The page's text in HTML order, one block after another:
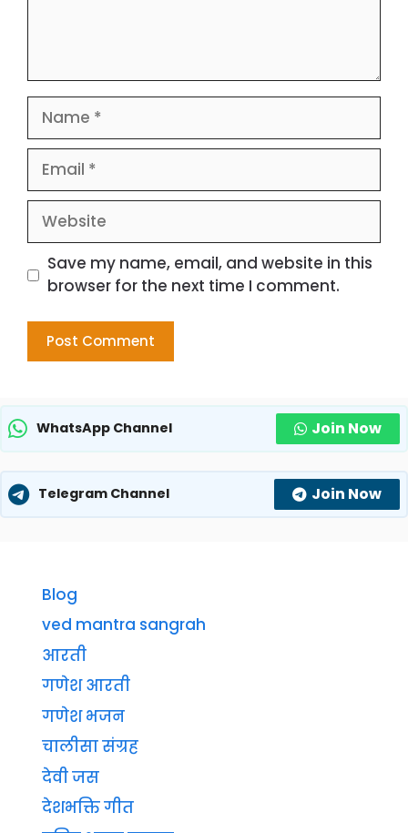
Name
Email
Website
Save my name, email, and website in this
browser for the next time I comment.
WhatsApp Channel Join Now
Telegram Channel Join Now
Blog
ved mantra sangrah
आरती
गणेश आरती
गणेश भजन
चालीसा संग्रह
देवी जस
देशभक्ति गीत